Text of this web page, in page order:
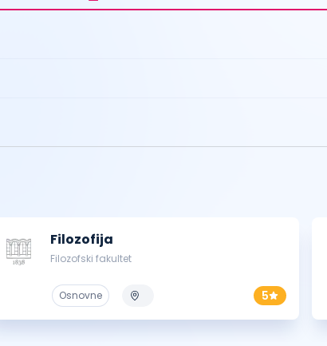
Filozofija
Filozofski fakultet
Osnovne 5